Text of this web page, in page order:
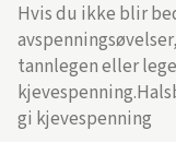
Hvis du ikke blir
tannlegen eller
gi kjevespenning